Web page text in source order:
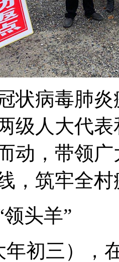
状病毒肺
级人大代
动，带领
，筑牢全
头羊”
年初三），